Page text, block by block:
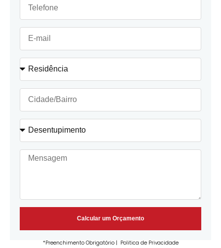
Calcular um Orçamento
*Preenchimento Obrigatório | Politica de Privacidade